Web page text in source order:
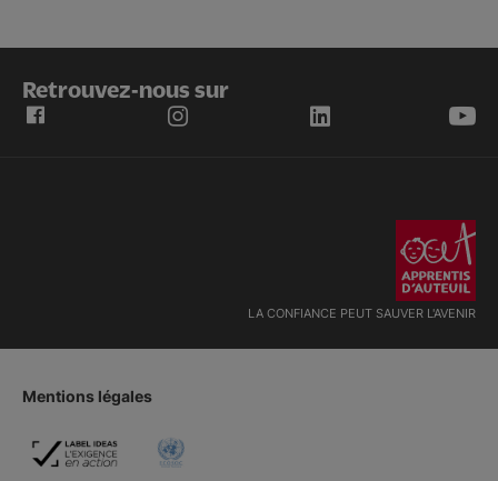
Retrouvez-nous sur
LA CONFIANCE PEUT SAUVER L'AVENIR
Mentions légales